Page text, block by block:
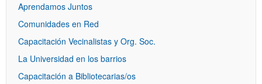
Aprendamos Juntos
Comunidades en Red
Capacitación Vecinalistas y Org. Soc.
La Universidad en los barrios
Capacitación a Bibliotecarias/os